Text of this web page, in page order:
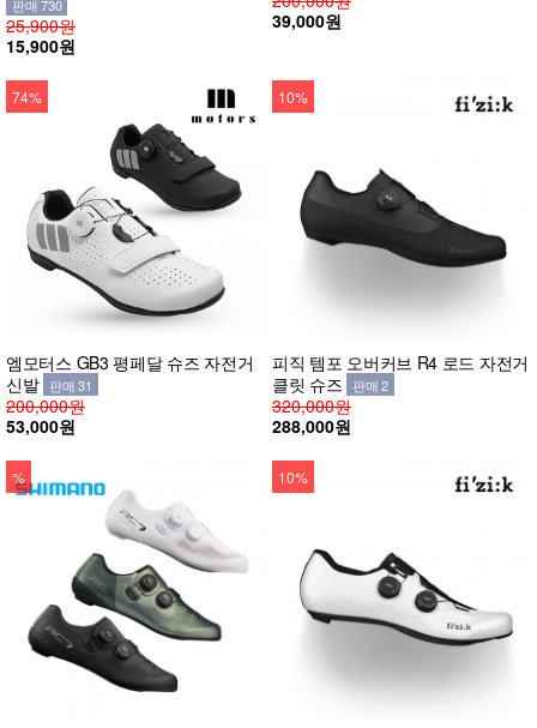
판매 730
25,900원
15,900원
39,000원
74%
엠모터스 GB3 평페달 슈즈 자전거
신발 판매 31
200,000원
53,000원
10%
피직 템포 오버커브 R4 로드 자전거
클릿 슈즈 판매 2
320,000원
288,000원
% 10%